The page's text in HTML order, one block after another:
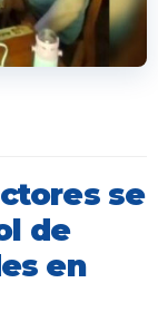
se
de
en